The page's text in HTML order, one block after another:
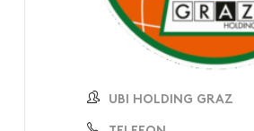
UBI HOLDING GRAZ